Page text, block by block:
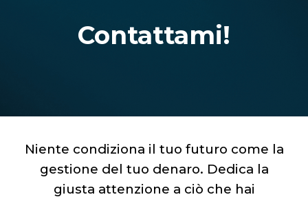
Contattami!
Niente condiziona il tuo futuro come la
gestione del tuo denaro. Dedica la
giusta attenzione a ciò che hai